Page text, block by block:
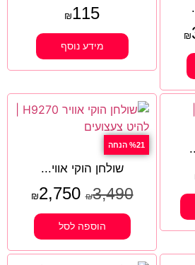
₪
₪115
מידע נוסף
%21 הנחה
שולחן הוקי אווי...
₪3,490
₪2,750
הוספה לסל